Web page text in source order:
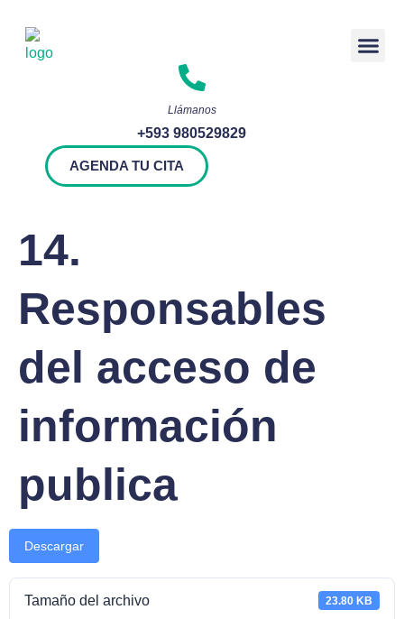
Llámanos
+593 980529829
AGENDA TU CITA
14.
Responsables
del acceso de
información
publica
Descargar
Tamaño del archivo 23.80 KB